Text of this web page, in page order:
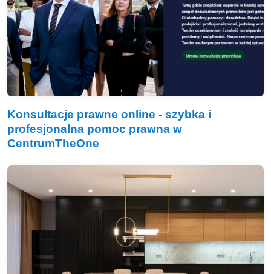
Konsultacje prawne online - szybka i
profesjonalna pomoc prawna w
CentrumTheOne